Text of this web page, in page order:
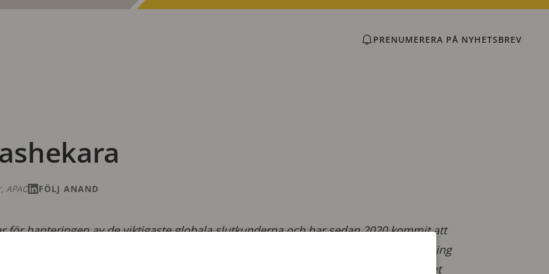
PRENUMERERA PÅ NYHETSBREV
för hanteringen av de viktigaste globala slutkunderna och har sedan 2020 kommit att
på datacenter. Han har jobbat på Axis i elva år och hade före sin nuvarande befattning
i de snabbväxande regionerna. Han är starkt engagerad när det
APAC FÖLJ ANAND